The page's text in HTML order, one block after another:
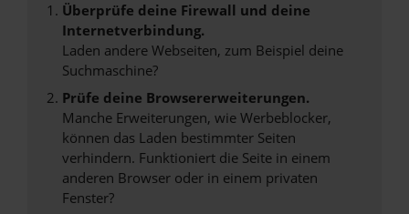
Überprüfe deine Firewall und deine
Internetverbindung.
Laden andere Webseiten, zum Beispiel deine
Suchmaschine?
Prüfe deine Browsererweiterungen.
Manche Erweiterungen, wie Werbeblocker,
können das Laden bestimmter Seiten
verhindern. Funktioniert die Seite in einem
anderen Browser oder in einem privaten
Fenster?